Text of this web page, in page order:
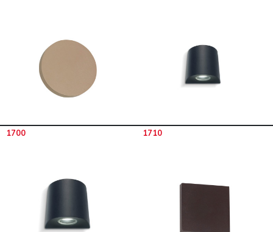
1700 1710